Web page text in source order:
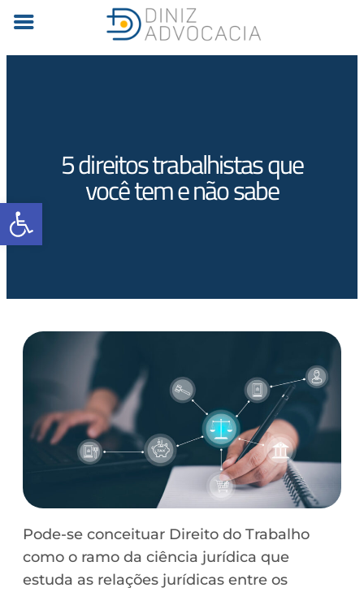
Barra de Ferramentas Aberta
5 direitos trabalhistas que
você tem e não sabe
Pode-se conceituar Direito do Trabalho
como o ramo da ciência jurídica que
estuda as relações jurídicas entre os